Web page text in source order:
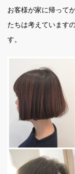
お客様が家に帰って
たちは考えています
す。